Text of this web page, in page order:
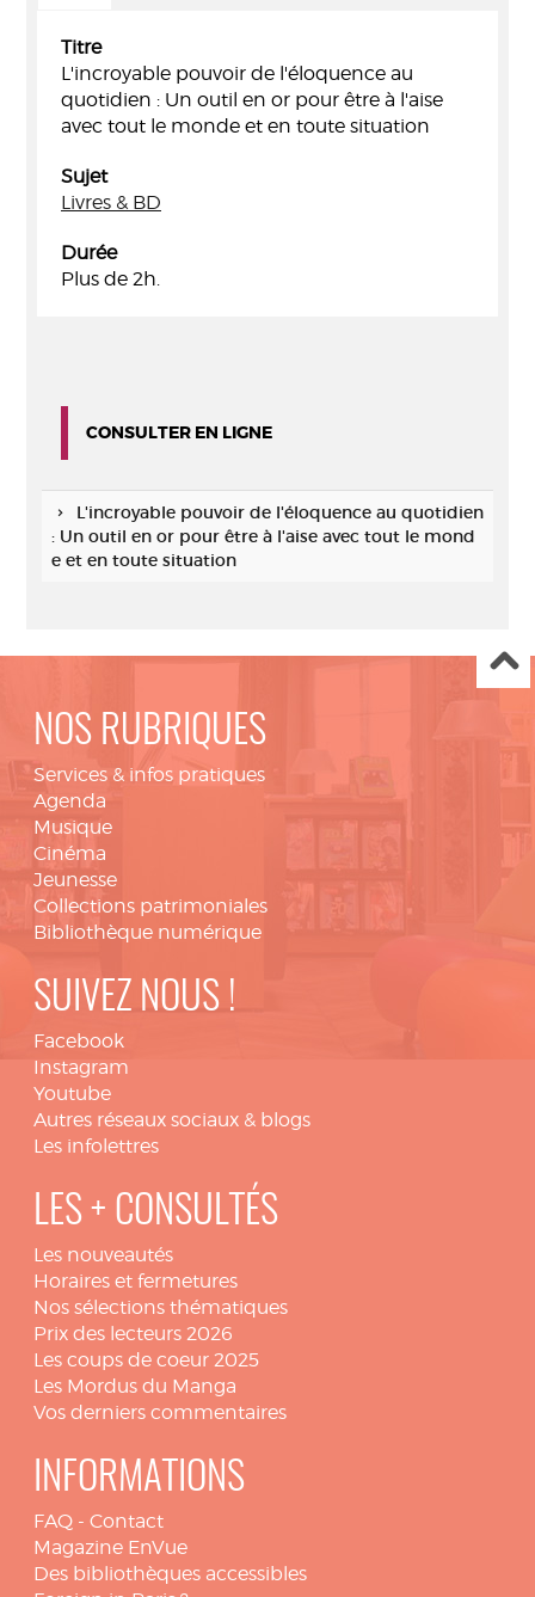
Titre
L'incroyable pouvoir de l'éloquence au
quotidien : Un outil en or pour être à l'aise
avec tout le monde et en toute situation
Sujet
Livres & BD
Durée
Plus de 2h.
CONSULTER EN LIGNE
L'incroyable pouvoir de l'éloquence au quotidien
: Un outil en or pour être à l'aise avec tout le mond
e et en toute situation
NOS RUBRIQUES
Services & infos pratiques
Agenda
Musique
Cinéma
Jeunesse
Collections patrimoniales
Bibliothèque numérique
SUIVEZ NOUS !
Facebook
Instagram
Youtube
Autres réseaux sociaux & blogs
Les infolettres
LES + CONSULTÉS
Les nouveautés
Horaires et fermetures
Nos sélections thématiques
Prix des lecteurs 2026
Les coups de coeur 2025
Les Mordus du Manga
Vos derniers commentaires
INFORMATIONS
FAQ - Contact
Magazine EnVue
Des bibliothèques accessibles